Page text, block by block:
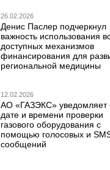
26.02.2026
Денис Паслер подчеркнул
важность использования
доступных механизмов
финансирования для
региональной медицины
12.02.2026
АО «ГАЗЭКС» уведомляет
дате и времени проверки
газового оборудования с
помощью голосовых и
сообщений